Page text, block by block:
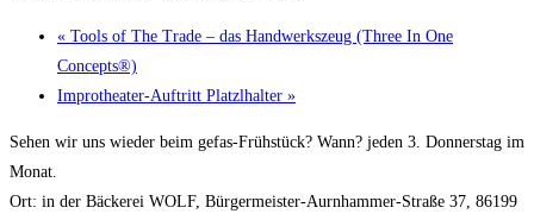
« Tools of The Trade – das Handwerkszeug (Three In One
Concepts®)
Improtheater-Auftritt Platzlhalter »
Sehen wir uns wieder beim gefas-Frühstück? Wann? jeden 3. Donnerstag im
Monat.
Ort: in der Bäckerei WOLF, Bürgermeister-Aurnhammer-Straße 37, 86199